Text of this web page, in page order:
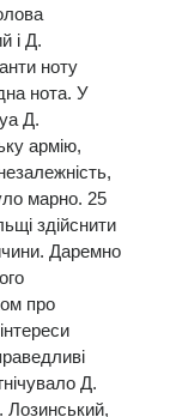
і Д.
ноту
нота. У
Д.
армію,
марно. 25
здійснити
Даремно
про
Д.
Лозинський,